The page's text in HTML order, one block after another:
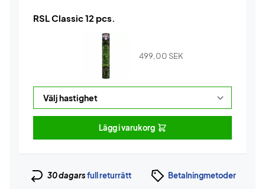
RSL Classic 12 pcs.
499,00 SEK
Lägg i varukorg
30 dagarsfull returrätt Betalningmetoder